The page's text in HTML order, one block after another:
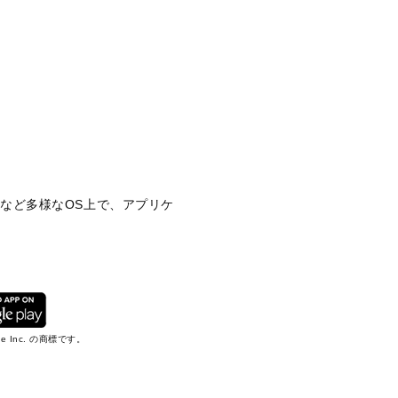
ど多様なOS上で、アプリケ
Inc. の商標です。